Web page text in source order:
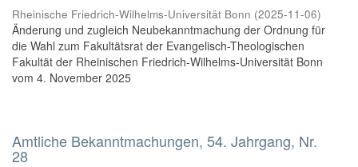
Rheinische Friedrich-Wilhelms-Universität Bonn (2025-11-06)
Änderung und zugleich Neubekanntmachung der Ordnung für
die Wahl zum Fakultätsrat der Evangelisch-Theologischen
Fakultät der Rheinischen Friedrich-Wilhelms-Universität Bonn
vom 4. November 2025
Amtliche Bekanntmachungen, 54. Jahrgang, Nr.
28